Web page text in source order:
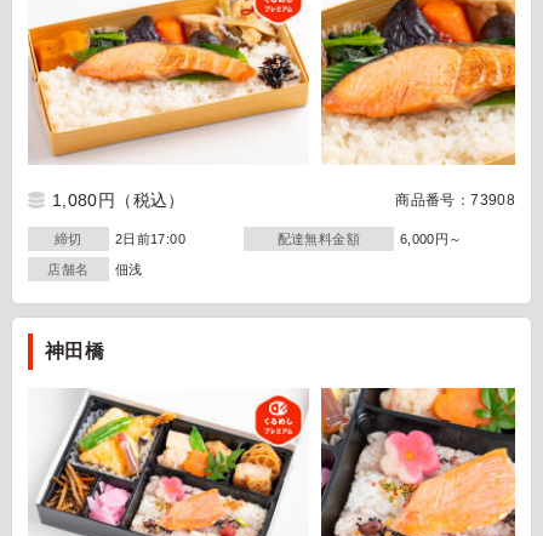
1,080円 （税込） 商品番号：73908
締切 2日前17:00 配達無料金額 6,000円～
店舗名 佃浅
神田橋